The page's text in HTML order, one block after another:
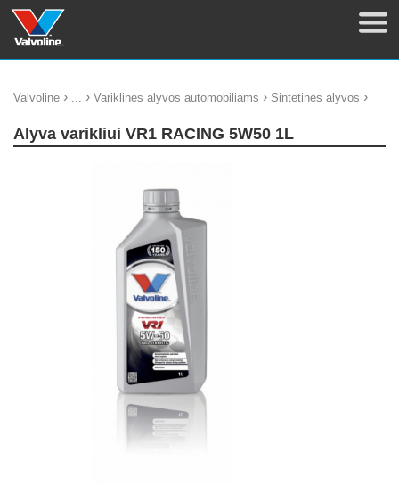
Valvoline › ... › Variklinės alyvos automobiliams › Sintetinės alyvos ›
Alyva varikliui VR1 RACING 5W50 1L